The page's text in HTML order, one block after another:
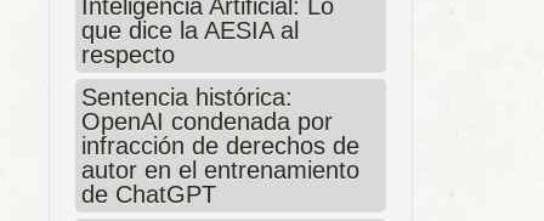
Inteligencia Artificial: Lo
que dice la AESIA al
respecto
Sentencia histórica:
OpenAI condenada por
infracción de derechos de
autor en el entrenamiento
de ChatGPT